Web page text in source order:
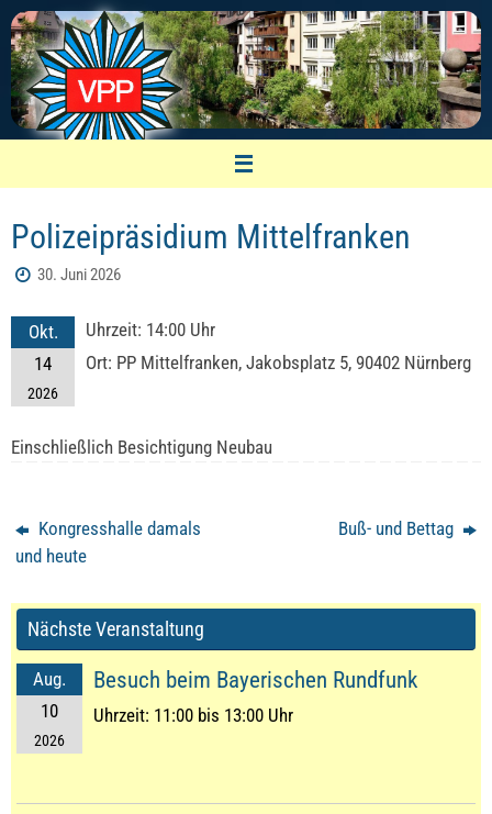
Zum
Inhalt
springen
Vereinigung pensionierter Polizeibeamter
Polizeipräsidium Mittelfranken
30. Juni 2026
Okt.
14
2026
Uhrzeit: 14:00 Uhr
Ort: PP Mittelfranken, Jakobsplatz 5, 90402 Nürnberg
Einschließlich Besichtigung Neubau
Kongresshalle damals
und heute
Buß- und Bettag
Nächste Veranstaltung
Aug.
10
2026
Besuch beim Bayerischen Rundfunk
Uhrzeit: 11:00 bis 13:00 Uhr